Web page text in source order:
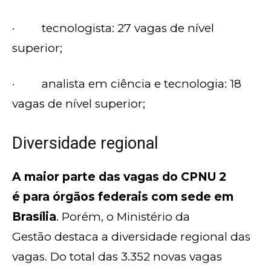
· tecnologista: 27 vagas de nível
superior;
· analista em ciência e tecnologia: 18
vagas de nível superior;
Diversidade regional
A maior parte das vagas do CPNU 2
é para órgãos federais com sede em
Brasília. Porém, o Ministério da
Gestão destaca a diversidade regional das
vagas. Do total das 3.352 novas vagas